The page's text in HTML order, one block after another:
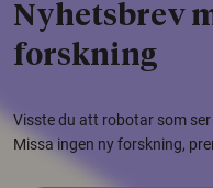
Nyhetsbrev
forskning
Visste du att robotar som
Missa ingen ny forskning,